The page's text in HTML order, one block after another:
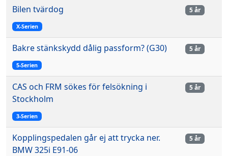
Bilen tvärdog
X-Serien
5 år
Bakre stänkskydd dålig passform? (G30)
5-Serien
5 år
CAS och FRM sökes för felsökning i
Stockholm
3-Serien
5 år
Kopplingspedalen går ej att trycka ner.
BMW 325i E91-06
5 år